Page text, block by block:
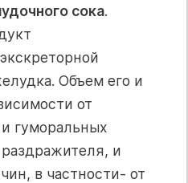
сока.
Объем его и
от
гуморальных
и
в частности- от